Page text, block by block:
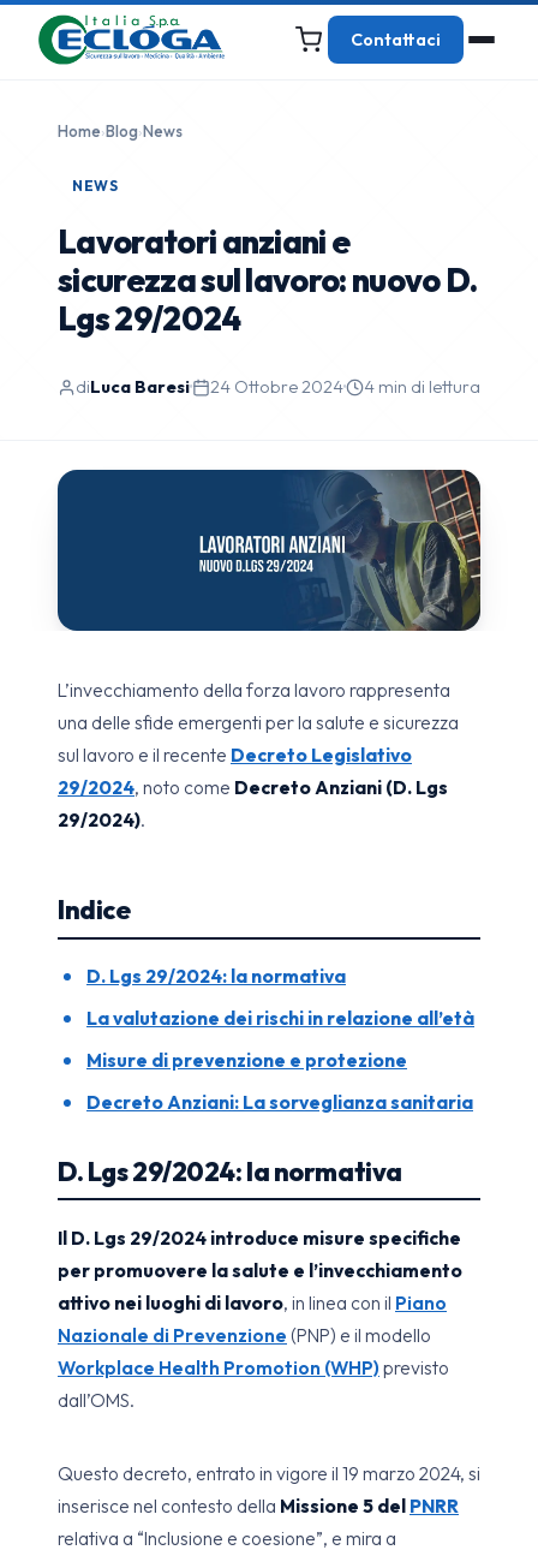
Contattaci
Home›Blog›News
NEWS
Lavoratori anziani e
sicurezza sul lavoro: nuovo D.
Lgs 29/2024
diLuca Baresi· 24 Ottobre 2024· 4 min di lettura
L’invecchiamento della forza lavoro rappresenta
una delle sfide emergenti per la salute e sicurezza
sul lavoro e il recente Decreto Legislativo
29/2024, noto come Decreto Anziani (D. Lgs
29/2024).
Indice
D. Lgs 29/2024: la normativa
La valutazione dei rischi in relazione all’età
Misure di prevenzione e protezione
Decreto Anziani: La sorveglianza sanitaria
D. Lgs 29/2024: la normativa
Il D. Lgs 29/2024 introduce misure specifiche
per promuovere la salute e l’invecchiamento
attivo nei luoghi di lavoro, in linea con il Piano
Nazionale di Prevenzione (PNP) e il modello
Workplace Health Promotion (WHP) previsto
dall’OMS.
Questo decreto, entrato in vigore il 19 marzo 2024, si
inserisce nel contesto della Missione 5 del PNRR
relativa a “Inclusione e coesione”, e mira a